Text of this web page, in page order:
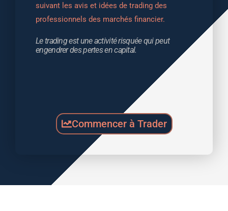
suivant les avis et idées de trading des
professionnels des marchés financier.
Le trading est une activité risquée qui peut
engendrer des pertes en capital.
Commencer à Trader